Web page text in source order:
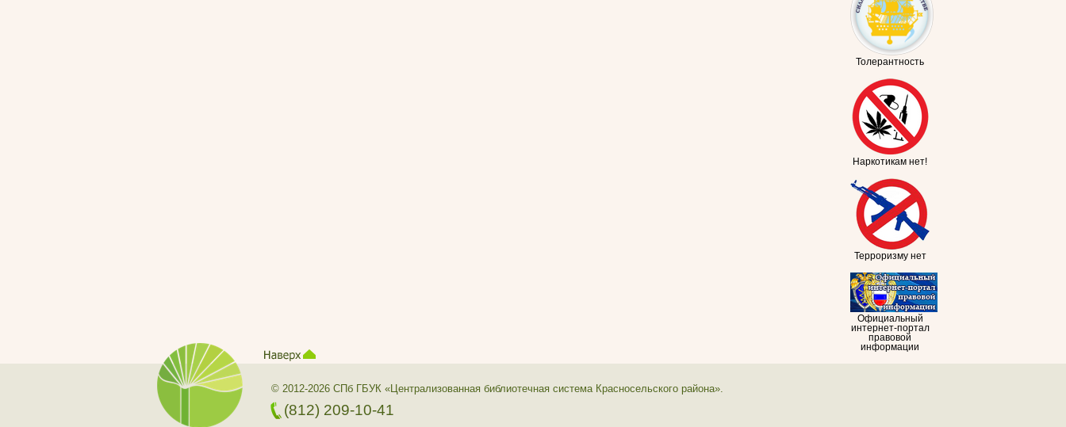
Толерантность
Наркотикам нет!
Терроризму нет
Официальный
интернет-портал
правовой
информации
© 2012-2026 СПб ГБУК «Централизованная библиотечная система Красносельского района».
(812) 209-10-41